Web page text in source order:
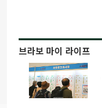
브라보 마이 라이프